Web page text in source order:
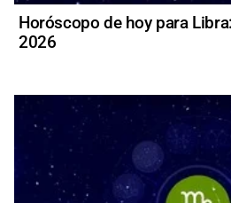
Horóscopo de hoy para
2026